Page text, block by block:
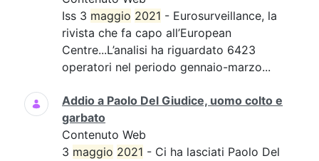
Iss 3 maggio 2021 - Eurosurveillance, la
rivista che fa capo all’European
Centre...L’analisi ha riguardato 6423
operatori nel periodo gennaio-marzo...
Addio a Paolo Del Giudice, uomo colto e
garbato
Contenuto Web
3 maggio 2021 - Ci ha lasciati Paolo Del